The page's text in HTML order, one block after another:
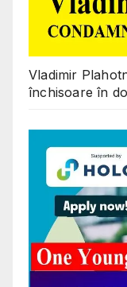
Vladimir
închisoare în